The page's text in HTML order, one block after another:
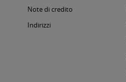
Note di credito
Indirizzi